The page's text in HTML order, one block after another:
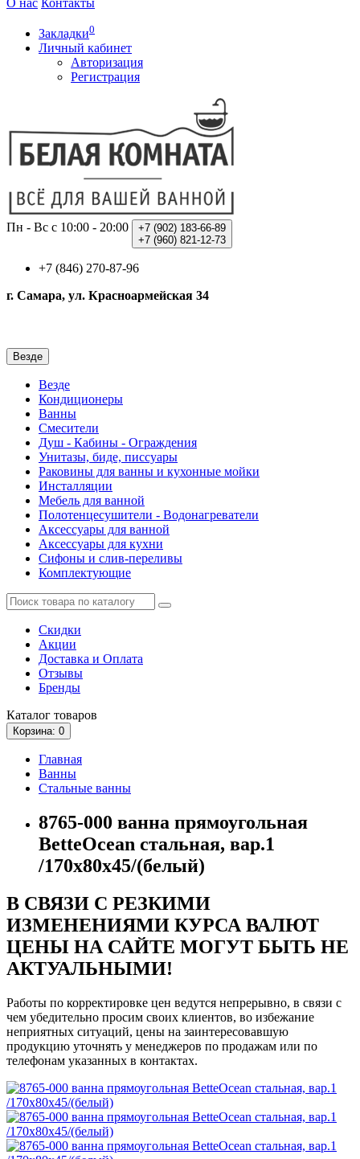
О нас Контакты
Закладки0
Личный кабинет
Авторизация
Регистрация
Пн - Вс с 10:00 - 20:00 +7 (902) 183-66-89
+7 (960) 821-12-73
+7 (846) 270-87-96
г. Самара, ул. Красноармейская 34
Везде
Везде
Кондиционеры
Ванны
Смесители
Душ - Кабины - Ограждения
Унитазы, биде, писсуары
Раковины для ванны и кухонные мойки
Инсталляции
Мебель для ванной
Полотенцесушители - Водонагреватели
Аксессуары для ванной
Аксессуары для кухни
Сифоны и слив-переливы
Комплектующие
Скидки
Акции
Доставка и Оплата
Отзывы
Бренды
Каталог товаров
Корзина: 0
Главная
Ванны
Стальные ванны
8765-000 ванна прямоугольная
BetteOcean стальная, вар.1
/170х80х45/(белый)
В СВЯЗИ С РЕЗКИМИ
ИЗМЕНЕНИЯМИ КУРСА ВАЛЮТ
ЦЕНЫ НА САЙТЕ МОГУТ БЫТЬ НЕ
АКТУАЛЬНЫМИ!
Работы по корректировке цен ведутся непрерывно, в связи с
чем убедительно просим своих клиентов, во избежание
неприятных ситуаций, цены на заинтересовавшую
продукцию уточнять у менеджеров по продажам или по
телефонам указанных в контактах.